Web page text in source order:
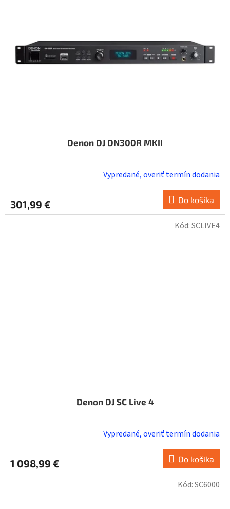
Denon DJ DN300R MKII
Vypredané, overiť termín dodania
301,99 € Do košíka
Denon DJ SC Live 4
Vypredané, overiť termín dodania
1 098,99 € Do košíka
Kód:SCLIVE4
Kód:SC6000